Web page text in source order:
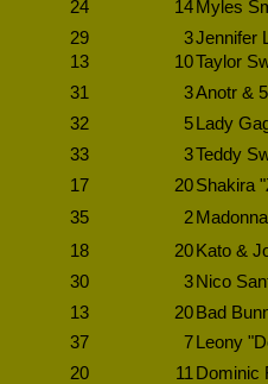
24 14 Myles
29 3Jennifer
13 10Taylor
31 3Anotr &
32 5
Lady
33 3Teddy
17 20Shakira
35 2
18 20 Kato &
30 3 Nico
13 20 Bad
37 7
Leony
20 11 Dominic